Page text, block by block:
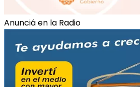
Anunciá en la Radio